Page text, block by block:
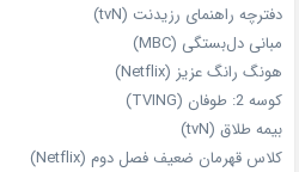
دفترچه راهنمای رزیدنت (tvN)
مبانی دل‌بستگی (MBC)
هونگ رانگ عزیز (Netflix)
کوسه 2: طوفان (TVING)
بیمه طلاق (tvN)
کلاس قهرمان ضعیف فصل دوم (Netflix)